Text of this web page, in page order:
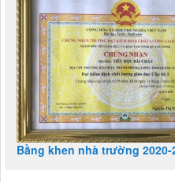
Bằng khen nhà trường 2020-